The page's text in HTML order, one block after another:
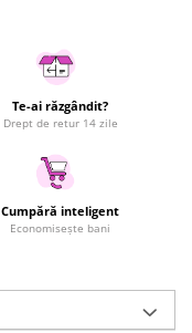
Te-ai răzgândit?
Drept de retur 14 zile
Cumpără inteligent
Economisește bani